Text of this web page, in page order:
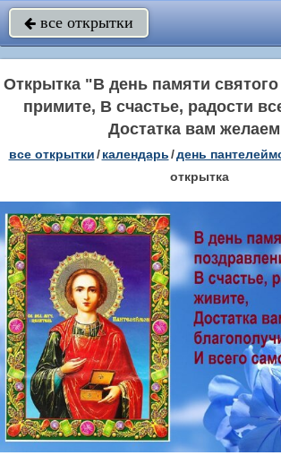
 все открытки
Открытка "В день памяти
примите, В счастье, радости
Достатка вам
все открытки/ календарь/день
открытка